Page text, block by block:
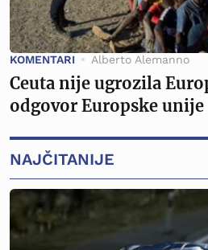
KOMENTARI Alberto Alemanno
Ceuta nije ugrozila
odgovor Europske unije
NAJČITANIJE